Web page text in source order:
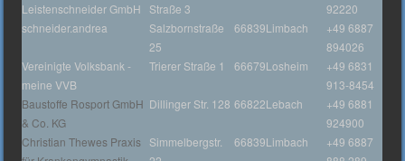
Leistenschneider GmbH
Straße 3
92220
schneider.andrea
Salzbornstraße
25
66839Limbach
+49 6887
894026
Vereinigte Volksbank -
meine VVB
Trierer Straße 1 66679Losheim
+49 6831
913-8454
Baustoffe Rosport GmbH
& Co. KG
Dillinger Str. 128 66822Lebach
+49 6881
924900
Christian Thewes Praxis Simmelbergstr.
66839Limbach
+49 6887